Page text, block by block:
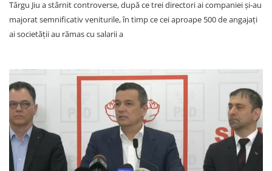
Târgu Jiu a stârnit controverse, după ce trei directori ai companiei și-au
majorat semnificativ veniturile, în timp ce cei aproape 500 de angajați
ai societății au rămas cu salarii a